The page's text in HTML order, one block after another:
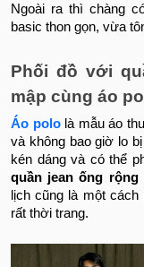
Ngoài ra thì chàng
basic thon gọn, vừa
Phối đồ với
mập cùng áo
Áo pololà mẫu áo
và không bao giờ lo
kén dáng và có thể
quần jean ống
lịch cũng là một
rất thời trang.